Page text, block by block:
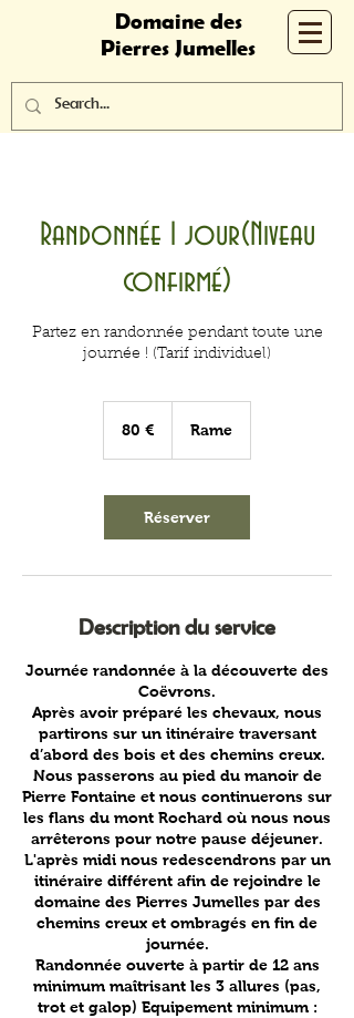
Domaine des
Pierres Jumelles
Randonnée 1 jour(Niveau
confirmé)
Partez en randonnée pendant toute une
journée ! (Tarif individuel)
80 € Rame
Réserver
Description du service
Journée randonnée à la découverte des
Coëvrons.
Après avoir préparé les chevaux, nous
partirons sur un itinéraire traversant
d’abord des bois et des chemins creux.
Nous passerons au pied du manoir de
Pierre Fontaine et nous continuerons sur
les flans du mont Rochard où nous nous
arrêterons pour notre pause déjeuner.
L'après midi nous redescendrons par un
itinéraire différent afin de rejoindre le
domaine des Pierres Jumelles par des
chemins creux et ombragés en fin de
journée.
Randonnée ouverte à partir de 12 ans
minimum maîtrisant les 3 allures (pas,
trot et galop) Equipement minimum :